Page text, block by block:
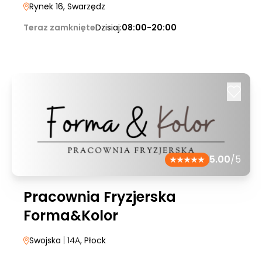
Rynek 16, Swarzędz
Teraz zamknięteDzisiaj:08:00-20:00
5.00/5
Pracownia Fryzjerska
Forma&Kolor
Swojska | 14A, Płock